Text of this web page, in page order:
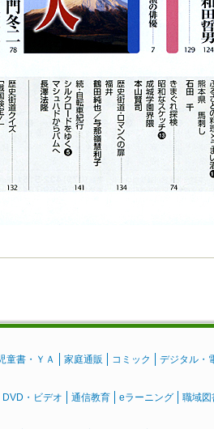
童書・ＹＡ 家庭通販 コミック デジタル・
DVD・ビデオ 通信教育 eラーニング 職域図